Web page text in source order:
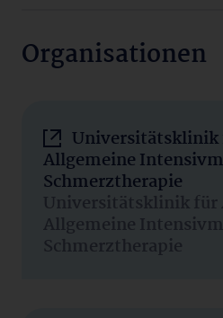
Organisationen
Universitätsklinik
Allgemeine
Schmerztherapie
Universitätsklinik für
Allgemeine
Schmerztherapie